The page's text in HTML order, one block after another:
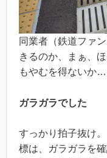
同業者（鉄道ファ
きるのか、まぁ、
もやむを得ないか
ガラガラでした
すっかり拍子抜け
標は、ガラガラを